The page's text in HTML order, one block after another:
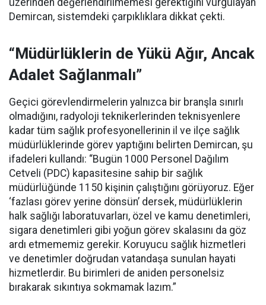
üzerinden değerlendirilmemesi gerektiğini vurgulayan
Demircan, sistemdeki çarpıklıklara dikkat çekti.
“Müdürlüklerin de Yükü Ağır, Ancak
Adalet Sağlanmalı”
Geçici görevlendirmelerin yalnızca bir branşla sınırlı
olmadığını, radyoloji teknikerlerinden teknisyenlere
kadar tüm sağlık profesyonellerinin il ve ilçe sağlık
müdürlüklerinde görev yaptığını belirten Demircan, şu
ifadeleri kullandı: “Bugün 1000 Personel Dağılım
Cetveli (PDC) kapasitesine sahip bir sağlık
müdürlüğünde 1150 kişinin çalıştığını görüyoruz. Eğer
‘fazlası görev yerine dönsün’ dersek, müdürlüklerin
halk sağlığı laboratuvarları, özel ve kamu denetimleri,
sigara denetimleri gibi yoğun görev skalasını da göz
ardı etmememiz gerekir. Koruyucu sağlık hizmetleri
ve denetimler doğrudan vatandaşa sunulan hayati
hizmetlerdir. Bu birimleri de aniden personelsiz
bırakarak sıkıntıya sokmamak lazım.”